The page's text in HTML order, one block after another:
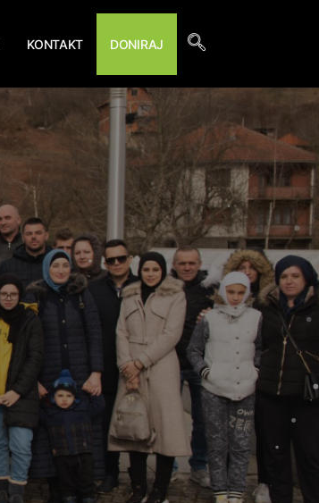
KONTAKT DONIRAJ